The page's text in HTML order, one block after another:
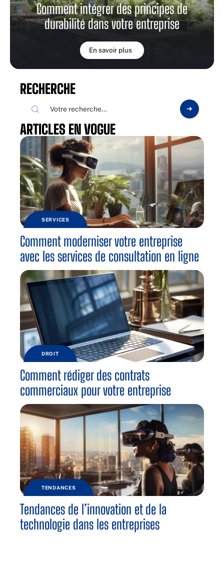
Comment intégrer des principes de
durabilité dans votre entreprise
En savoir plus
RECHERCHE
ARTICLES EN VOGUE
SERVICES
Comment moderniser votre entreprise
avec les services de consultation en ligne
DROIT
Comment rédiger des contrats
commerciaux pour votre entreprise
TENDANCES
Tendances de l’innovation et de la
technologie dans les entreprises